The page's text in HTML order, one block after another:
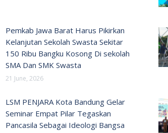
Pemkab Jawa Barat Harus Pikirkan
Kelanjutan Sekolah Swasta Sekitar
150 Ribu Bangku Kosong Di sekolah
SMA Dan SMK Swasta
21 June, 2026
LSM PENJARA Kota Bandung Gelar
Seminar Empat Pilar Tegaskan
Pancasila Sebagai Ideologi Bangsa